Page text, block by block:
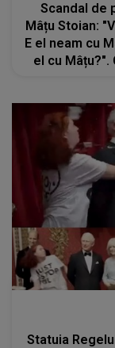
Scandal de
Mâțu Stoian:
E el neam cu
el cu
Statuia